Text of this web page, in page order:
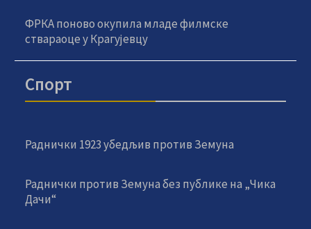
ФРКА поново окупила младе филмске
ствараоце у Крагујевцу
Спорт
Раднички 1923 убедљив против Земуна
Раднички против Земуна без публике на „Чика
Дачи“